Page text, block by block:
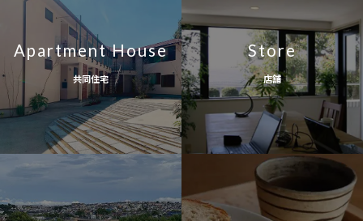
Apartment House
共同住宅
Store
店舗